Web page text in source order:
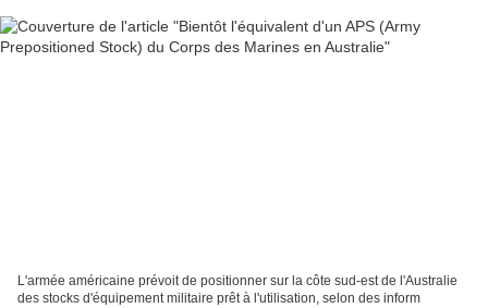
L'armée américaine prévoit de positionner sur la côte sud-est de l'Australie
des stocks d'équipement militaire prêt à l'utilisation, selon des inform